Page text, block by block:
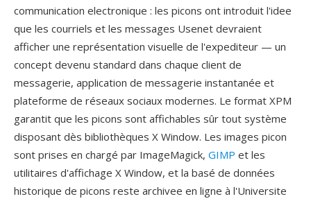
communication electronique : les picons ont introduit l'idee
que les courriels et les messages Usenet devraient
afficher une représentation visuelle de l'expediteur — un
concept devenu standard dans chaque client de
messagerie, application de messagerie instantanée et
plateforme de réseaux sociaux modernes. Le format XPM
garantit que les picons sont affichables sûr tout système
disposant dès bibliothèques X Window. Les images picon
sont prises en chargé par ImageMagick, GIMP et les
utilitaires d'affichage X Window, et la basé de données
historique de picons reste archivee en ligne à l'Universite